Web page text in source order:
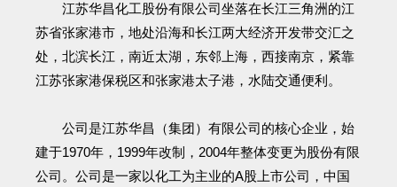
江苏华昌化工股份有限公司坐落在长江三角洲的江
苏省张家港市，地处沿海和长江两大经济开发带交汇之
处，北滨长江，南近太湖，东邻上海，西接南京，紧靠
江苏张家港保税区和张家港太子港，水陆交通便利。
公司是江苏华昌（集团）有限公司的核心企业，始
建于1970年，1999年改制，2004年整体变更为股份有限
公司。公司是一家以化工为主业的A股上市公司，中国